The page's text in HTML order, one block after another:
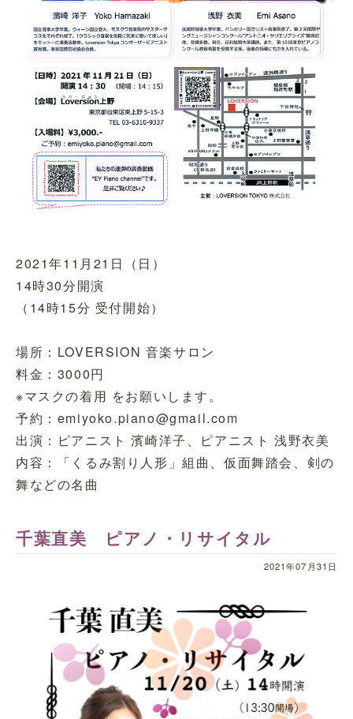
2021年11月21日（日）
14時30分開演
（14時15分 受付開始）
場所：LOVERSION 音楽サロン
料金：3000円
※マスクの着用 をお願いします。
予約：emiyoko.piano@gmail.com
出演：ピアニスト 濱崎洋子、ピアニスト 浅野衣美
内容：「くるみ割り人形」組曲、仮面舞踏会、剣の
舞などの名曲
千葉直美 ピアノ・リサイタル
2021年07月31日